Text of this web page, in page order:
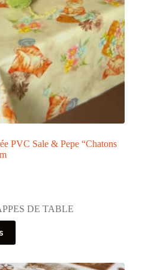
PVC Sale & Pepe “Chatons
DE TABLE